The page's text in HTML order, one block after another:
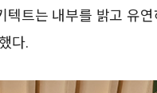
트는 내부를 밝고 유
다.